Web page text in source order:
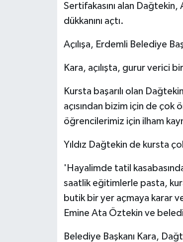
Sertifakasını alan
dükkanını açtı.
Açılışa, Erdemli Belediye
Kara, açılışta, gurur verici
Kursta başarılı olan
açısından bizim için de çok
öğrencilerimiz için ilham
Yıldız Dağtekin de kursta
'Hayalimde tatil
saatlik eğitimlerle pasta,
butik bir yer açmaya karar
Emine Ata Öztekin ve
Belediye Başkanı Kara,